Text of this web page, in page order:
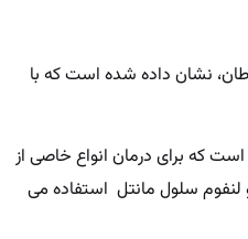
نشان داده شده است که با
که برای درمان انواع خاصی از
لنفوم سلول مانتل استفاده می